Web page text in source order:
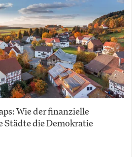
Wie der finanzielle
Städte die Demokratie